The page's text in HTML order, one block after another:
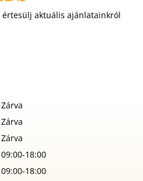
értesülj aktuális ajánlatainkról
Zárva
Zárva
Zárva
09:00-18:00
09:00-18:00